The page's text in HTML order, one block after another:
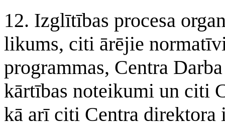
12. Izglītības procesa
likums, citi ārējie
programmas, Centra
kārtības noteikumi un citi
kā arī citi Centra